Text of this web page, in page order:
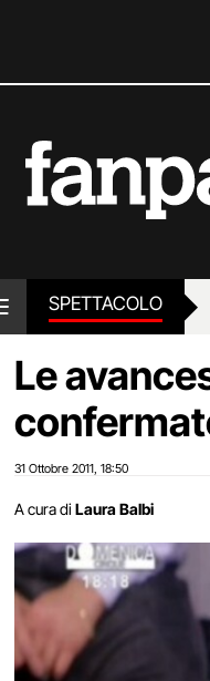
SPETTACOLO
Le
31 Ottobre 2011 18:50
A cura di Laura Balbi